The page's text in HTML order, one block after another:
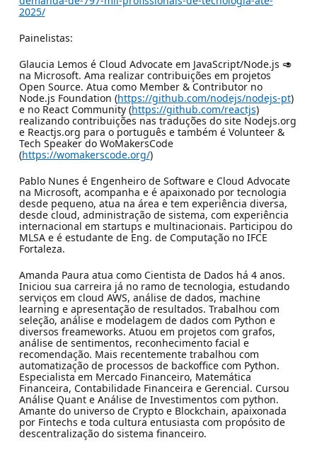
2025/
Painelistas:
Glaucia Lemos é Cloud Advocate em JavaScript/Node.js 🥑
na Microsoft. Ama realizar contribuições em projetos
Open Source. Atua como Member & Contributor no
Node.js Foundation (https://github.com/nodejs/nodejs-pt)
e no React Community (https://github.com/reactjs)
realizando contribuições nas traduções do site Nodejs.org
e Reactjs.org para o português e também é Volunteer &
Tech Speaker do WoMakersCode
(https://womakerscode.org/)
Pablo Nunes é Engenheiro de Software e Cloud Advocate
na Microsoft, acompanha e é apaixonado por tecnologia
desde pequeno, atua na área e tem experiência diversa,
desde cloud, administração de sistema, com experiência
internacional em startups e multinacionais. Participou do
MLSA e é estudante de Eng. de Computação no IFCE
Fortaleza.
Amanda Paura atua como Cientista de Dados há 4 anos.
Iniciou sua carreira já no ramo de tecnologia, estudando
serviços em cloud AWS, análise de dados, machine
learning e apresentação de resultados. Trabalhou com
seleção, análise e modelagem de dados com Python e
diversos freameworks. Atuou em projetos com grafos,
análise de sentimentos, reconhecimento facial e
recomendação. Mais recentemente trabalhou com
automatização de processos de backoffice com Python.
Especialista em Mercado Financeiro, Matemática
Financeira, Contabilidade Financeira e Gerencial. Cursou
Análise Quant e Análise de Investimentos com python.
Amante do universo de Crypto e Blockchain, apaixonada
por Fintechs e toda cultura entusiasta com propósito de
descentralização do sistema financeiro.